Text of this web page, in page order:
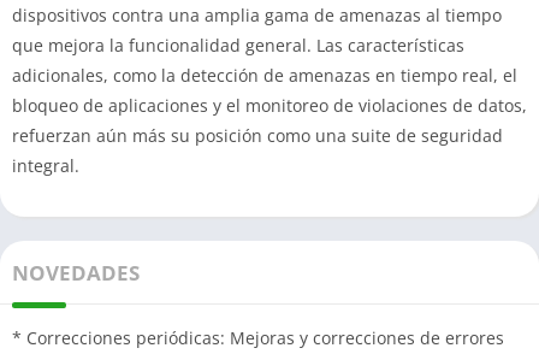
dispositivos contra una amplia gama de amenazas al tiempo
que mejora la funcionalidad general. Las características
adicionales, como la detección de amenazas en tiempo real, el
bloqueo de aplicaciones y el monitoreo de violaciones de datos,
refuerzan aún más su posición como una suite de seguridad
integral.
NOVEDADES
* Correcciones periódicas: Mejoras y correcciones de errores